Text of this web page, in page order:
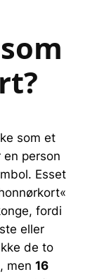
som et
person
Esset
fordi
eller
de to
, men16